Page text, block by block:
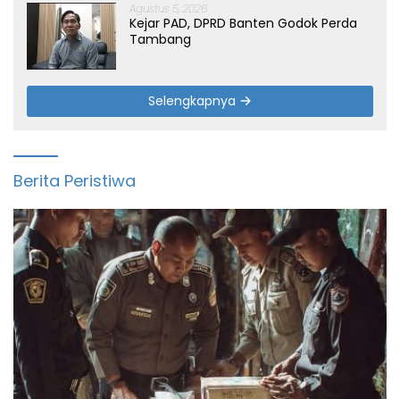
Agustus 5, 2026
Kejar PAD, DPRD Banten Godok Perda
Tambang
Selengkapnya
Berita Peristiwa